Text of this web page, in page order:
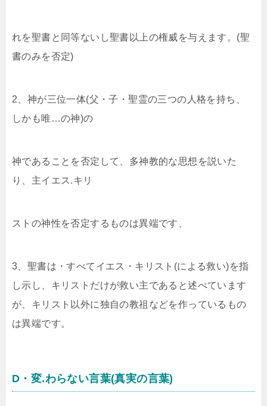
れを聖書と同等ないし聖書以上の権威を与えます。(聖
書のみを否定)
2、神が三位一体(父・子・聖霊の三つの人格を持ち、
しかも唯…の神)の
神であることを否定して、多神教的な思想を説いた
り、主イエス.キリ
ストの神性を否定するものは異端です、
3、聖書は・すべてイエス・キリスト(による救い)を指
し示し、キリストだけが救い主であると述べています
が、キリスト以外に独自の教祖などを作っているもの
は異端です。
D・変.わらない言葉(真実の言葉)